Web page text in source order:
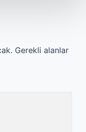
Gerekli alanlar